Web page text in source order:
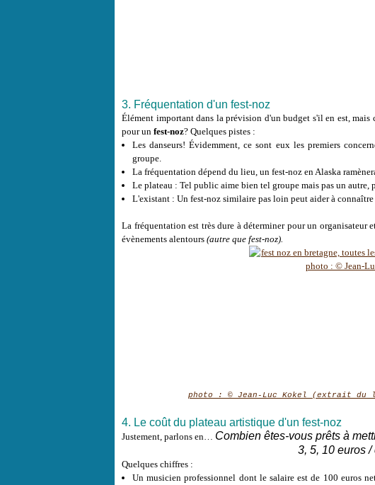
3. Fréquentation d'un fest-noz
Élément important dans la prévision d'un budget s'il en est,
pour un fest-noz? Quelques pistes :
Les danseurs! Évidemment, ce sont eux les premiers
groupe.
La fréquentation dépend du lieu, un fest-noz en Alaska
Le plateau : Tel public aime bien tel groupe mais pas un autre,
L'existant : Un fest-noz similaire pas loin peut aider à
La fréquentation est très dure à déterminer pour un
évènements alentours (autre que fest-noz).
photo : © Jean-Luc Kokel (extrait du
4. Le coût du plateau artistique d'un fest-noz
Justement, parlons en… Combien êtes-vous prêts à
3, 5, 10 euros /
Quelques chiffres :
Un musicien professionnel dont le salaire est de 100 euros